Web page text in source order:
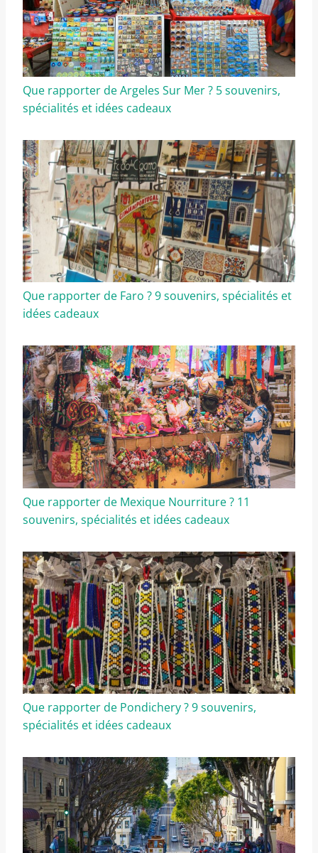
Que rapporter de Argeles Sur Mer ? 5 souvenirs,
spécialités et idées cadeaux
Que rapporter de Faro ? 9 souvenirs, spécialités et
idées cadeaux
Que rapporter de Mexique Nourriture ? 11
souvenirs, spécialités et idées cadeaux
Que rapporter de Pondichery ? 9 souvenirs,
spécialités et idées cadeaux